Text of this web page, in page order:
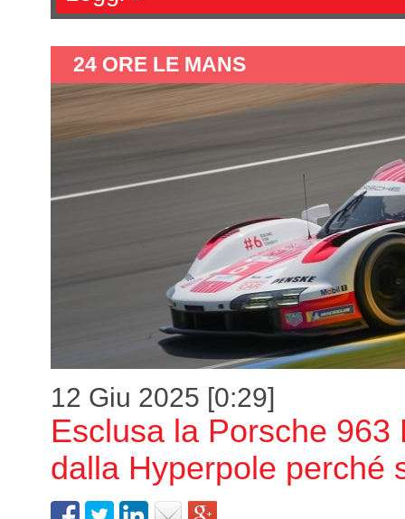
24 ORE LE MANS
12 Giu 2025 [0:29]
Esclusa la Porsche 963
dalla Hyperpole perché